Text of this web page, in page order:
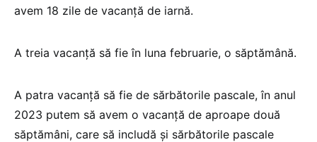
avem 18 zile de vacanță de iarnă.
A treia vacanță să fie în luna februarie, o săptămână.
A patra vacanță să fie de sărbătorile pascale, în anul
2023 putem să avem o vacanță de aproape două
săptămâni, care să includă și sărbătorile pascale